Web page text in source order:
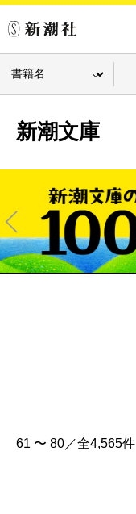
新潮文庫
Pre
v
61 〜 80／全4,565件